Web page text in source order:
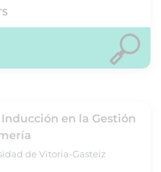
en la Gestión
de Vitoria-Gasteiz